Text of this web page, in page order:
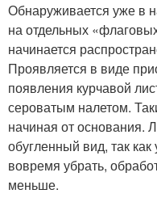
Обнаруживается уже в
на отдельных
начинается
Проявляется в виде
появления курчавой
сероватым налетом.
начиная от основания.
обугленный вид, так
вовремя убрать,
меньше.